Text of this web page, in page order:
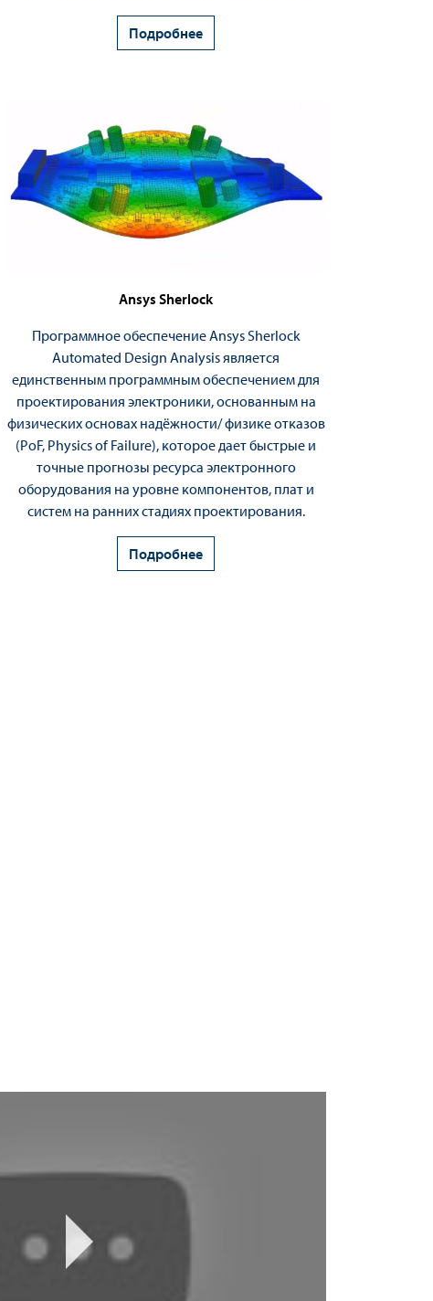
Подробнее
Ansys Sherlock
Программное обеспечение Ansys Sherlock
Automated Design Analysis является
единственным программным обеспечением для
проектирования электроники, основанным на
физических основах надёжности/ физике отказов
(PoF, Physics of Failure), которое дает быстрые и
точные прогнозы ресурса электронного
оборудования на уровне компонентов, плат и
систем на ранних стадиях проектирования.
Подробнее